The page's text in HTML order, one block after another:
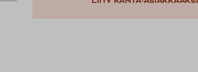
Liity kanta-asiakkaaksi